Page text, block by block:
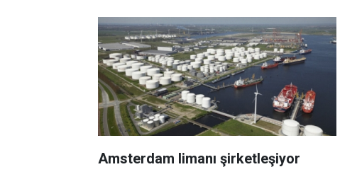
Amsterdam limanı şirketleşiyor